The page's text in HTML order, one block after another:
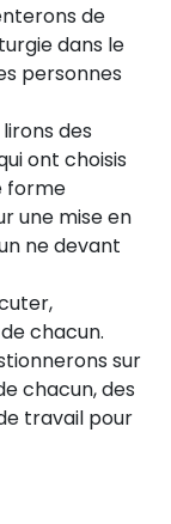
de
dans le
personnes
des
ont choisis
forme
une mise en
ne devant
chacun.
sur
chacun, des
travail pour